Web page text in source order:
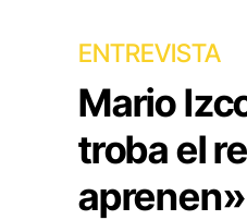
ENTREVISTA
Mario
troba el
aprenen»